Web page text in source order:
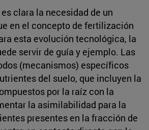
clara la necesidad de un
en el concepto de fertilización
esta evolución tecnológica, la
servir de guía y ejemplo. Las
(mecanismos) específicos
del suelo, que incluyen la
por la raíz con la
la asimilabilidad para la
presentes en la fracción de